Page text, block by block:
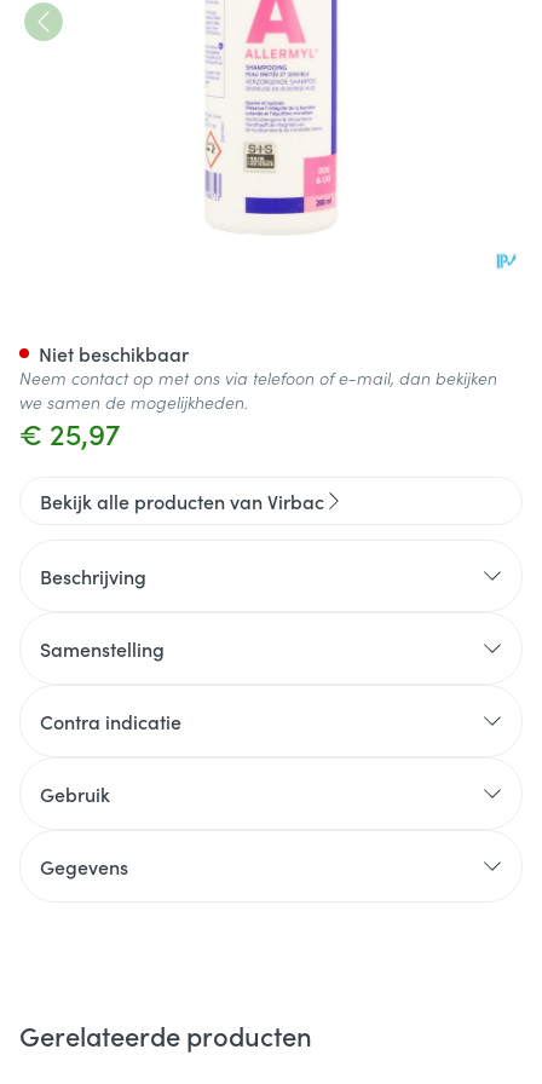
€ 25,97
Niet beschikbaar
Neem contact op met ons via telefoon of e-mail, dan bekijken
we samen de mogelijkheden.
Bekijk alle producten van Virbac
Beschrijving
Samenstelling
Contra indicatie
Gebruik
Gegevens
Gerelateerde producten